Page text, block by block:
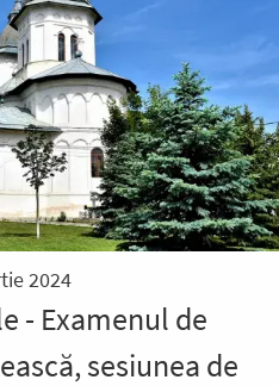
2024
- Examenul de
sesiunea de